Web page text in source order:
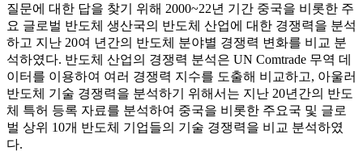
질문에 대한 답을 찾기 위해 2000~22년 기간 중국을 비롯한 주
요 글로벌 반도체 생산국의 반도체 산업에 대한 경쟁력을 분석
하고 지난 20여 년간의 반도체 분야별 경쟁력 변화를 비교 분
석하였다. 반도체 산업의 경쟁력 분석은 UN Comtrade 무역 데
이터를 이용하여 여러 경쟁력 지수를 도출해 비교하고, 아울러
반도체 기술 경쟁력을 분석하기 위해서는 지난 20년간의 반도
체 특허 등록 자료를 분석하여 중국을 비롯한 주요국 및 글로
벌 상위 10개 반도체 기업들의 기술 경쟁력을 비교 분석하였
다.